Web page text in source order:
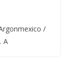
/
A